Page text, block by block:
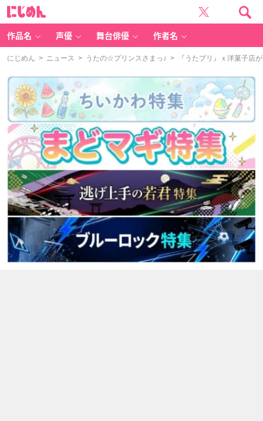
作品名 声優 舞台俳優 作者名
にじめん > ニュース > うたの☆プリンスさまっ♪ > 『うたプリ』ｘ洋菓子店